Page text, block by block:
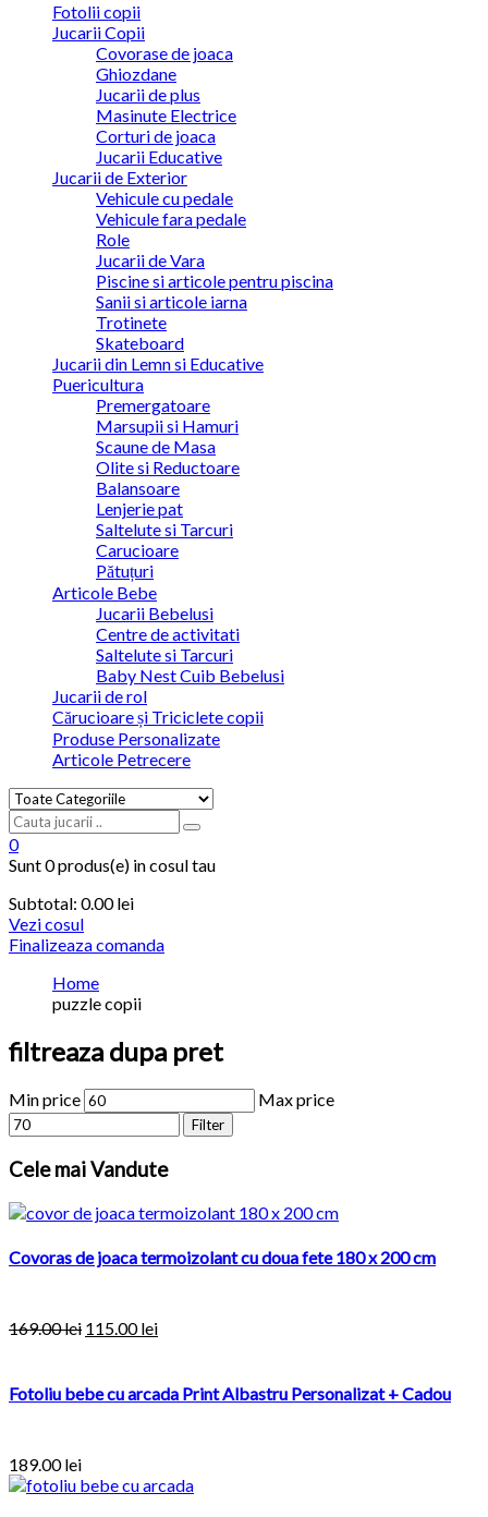
Fotolii copii
Jucarii Copii
Covorase de joaca
Ghiozdane
Jucarii de plus
Masinute Electrice
Corturi de joaca
Jucarii Educative
Jucarii de Exterior
Vehicule cu pedale
Vehicule fara pedale
Role
Jucarii de Vara
Piscine si articole pentru piscina
Sanii si articole iarna
Trotinete
Skateboard
Jucarii din Lemn si Educative
Puericultura
Premergatoare
Marsupii si Hamuri
Scaune de Masa
Olite si Reductoare
Balansoare
Lenjerie pat
Saltelute si Tarcuri
Carucioare
Pătuțuri
Articole Bebe
Jucarii Bebelusi
Centre de activitati
Saltelute si Tarcuri
Baby Nest Cuib Bebelusi
Jucarii de rol
Cărucioare și Triciclete copii
Produse Personalizate
Articole Petrecere
0
Sunt0 produs(e) in cosul tau
Subtotal: 0.00lei
Vezi cosul
Finalizeaza comanda
Home
puzzle copii
filtreaza dupa pret
Min price Max price
Filter
Celemai Vandute
Covoras de joaca termoizolant cu doua fete 180 x 200 cm
169.00lei 115.00lei
Fotoliu bebe cu arcada Print Albastru Personalizat + Cadou
189.00lei